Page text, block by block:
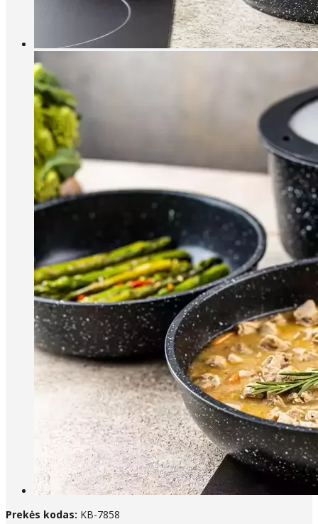
Prekės kodas: KB-7858